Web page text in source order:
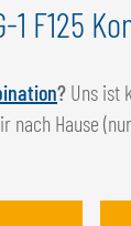
1 F125
? Uns ist
nach Hause